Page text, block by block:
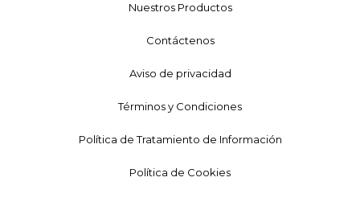
Nuestros Productos
Contáctenos
Aviso de privacidad
Términos y Condiciones
Política de Tratamiento de Información
Política de Cookies